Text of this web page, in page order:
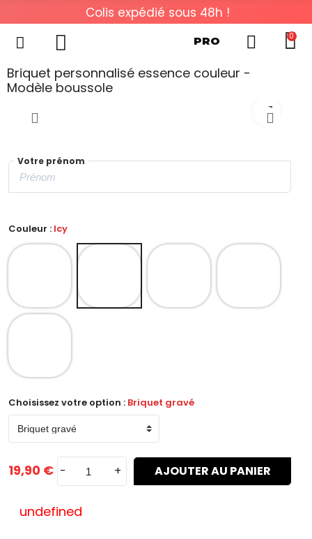
Colis expédié sous 48h !
PRO 0
Briquet personnalisé essence couleur -
Modèle boussole
Votre prénom
Couleur : Icy
Choisissez votre option : Briquet gravé
19,90 € - + AJOUTER AU PANIER
undefined